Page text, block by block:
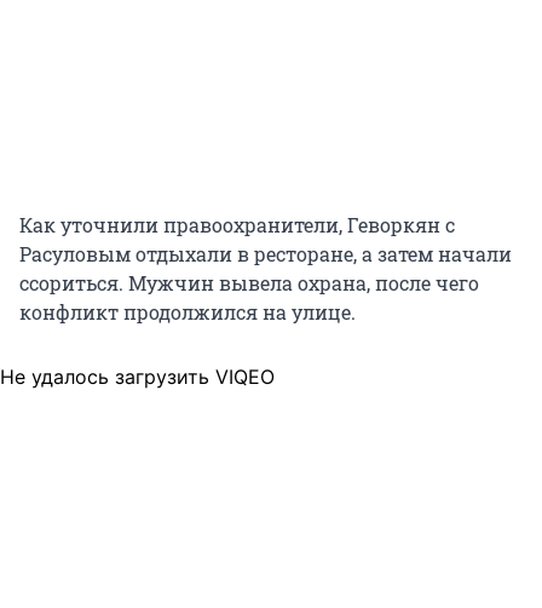
Как уточнили правоохранители, Геворкян с
Расуловым отдыхали в ресторане, а затем начали
ссориться. Мужчин вывела охрана, после чего
конфликт продолжился на улице.
Не удалось загрузить VIQEO